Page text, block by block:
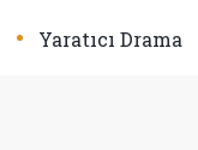
• Yaratıcı Drama